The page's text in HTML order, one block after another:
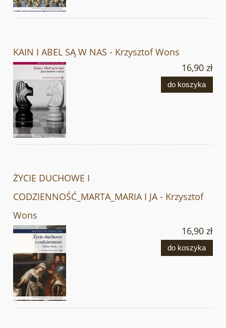
KAIN I ABEL SĄ W NAS - Krzysztof Wons
16,90 zł
do koszyka
ŻYCIE DUCHOWE I
CODZIENNOŚĆ_MARTA_MARIA I JA - Krzysztof
Wons
16,90 zł
do koszyka